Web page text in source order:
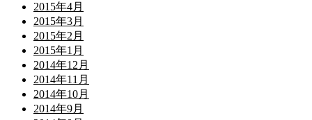
2015年4月
2015年3月
2015年2月
2015年1月
2014年12月
2014年11月
2014年10月
2014年9月